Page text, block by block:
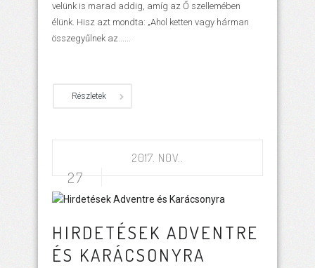
velünk is marad addig, amíg az Ő szellemében
élünk. Hisz azt mondta: „Ahol ketten vagy hárman
összegyűlnek az......
Részletek
2017. NOV..
27
HIRDETÉSEK ADVENTRE
ÉS KARÁCSONYRA